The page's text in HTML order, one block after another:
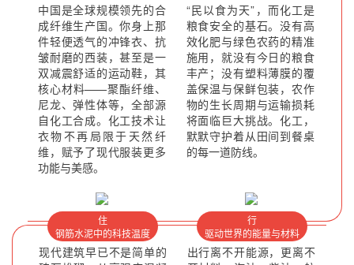
中国是全球规模领先的合
成纤维生产国。你身上那
件轻便透气的冲锋衣、抗
皱耐磨的西装，甚至是一
双减震舒适的运动鞋，其
核心材料——聚酯纤维、
尼龙、弹性体等，全部源
自化工合成。化工技术让
衣物不再局限于天然纤
维，赋予了现代服装更多
功能与美感。
“民以食为天”，而化工是
粮食安全的基石。没有高
效化肥与绿色农药的精准
施用，就没有今日的粮食
丰产；没有塑料薄膜的覆
盖保温与保鲜包装，农作
物的生长周期与运输损耗
将面临巨大挑战。化工，
默默守护着从田间到餐桌
的每一道防线。
住
钢筋水泥中的科技温度
行
驱动世界的能量与材料
现代建筑早已不是简单的
出行离不开能源，更离不